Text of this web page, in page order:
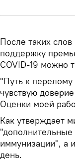
После таких
поддержку
COVID-19 можно
"Путь к
чувствую
Оценки моей
Как утверждает
иммунизации", а
день.